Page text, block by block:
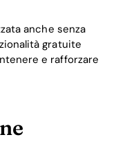
anche senza
gratuite
e rafforzare